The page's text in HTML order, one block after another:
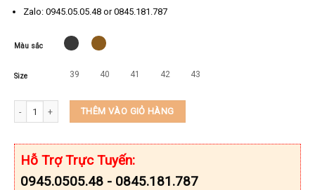
Zalo: 0945.05.05.48 or 0845.181.787
Màu sắc
Size 39 40 41 42 43
Dép quai ngang nam cao cấp KEEDO TN-T213 số lượng
THÊM VÀO GIỎ HÀNG
Hỗ Trợ Trực Tuyến:
0945.0505.48 - 0845.181.787